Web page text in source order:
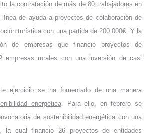
la contratación de más de 80 trabajadores en
línea de ayuda a proyectos de colaboración de
turística con una partida de 200.000€. Y la
de empresas que financio proyectos de
empresas rurales con una inversión de casi
ejercicio se ha fomentado de una manera
energética. Para ello, en febrero se
de sostenibilidad energética con una
la cual financio 26 proyectos de entidades